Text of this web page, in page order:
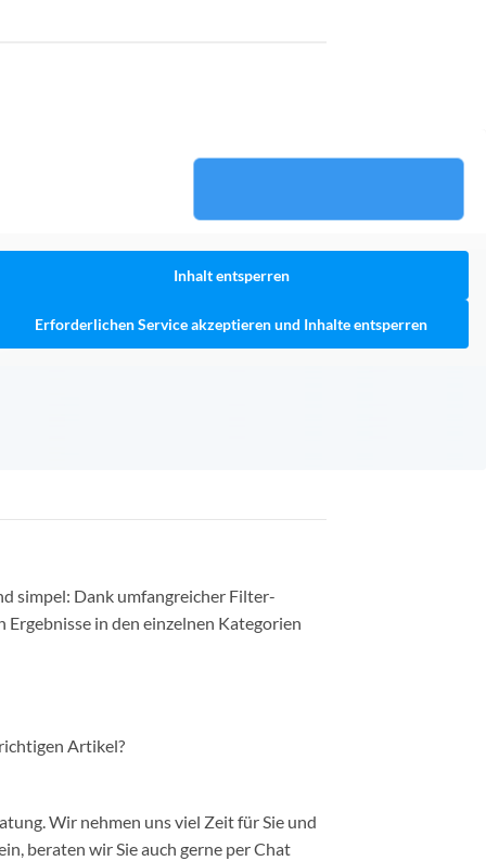
Inhalt entsperren
Erforderlichen Service akzeptieren und Inhalte entsperren
simpel: Dank umfangreicher Filter-
in den einzelnen Kategorien
Artikel?
Wir nehmen uns viel Zeit für Sie und
beraten wir Sie auch gerne per Chat